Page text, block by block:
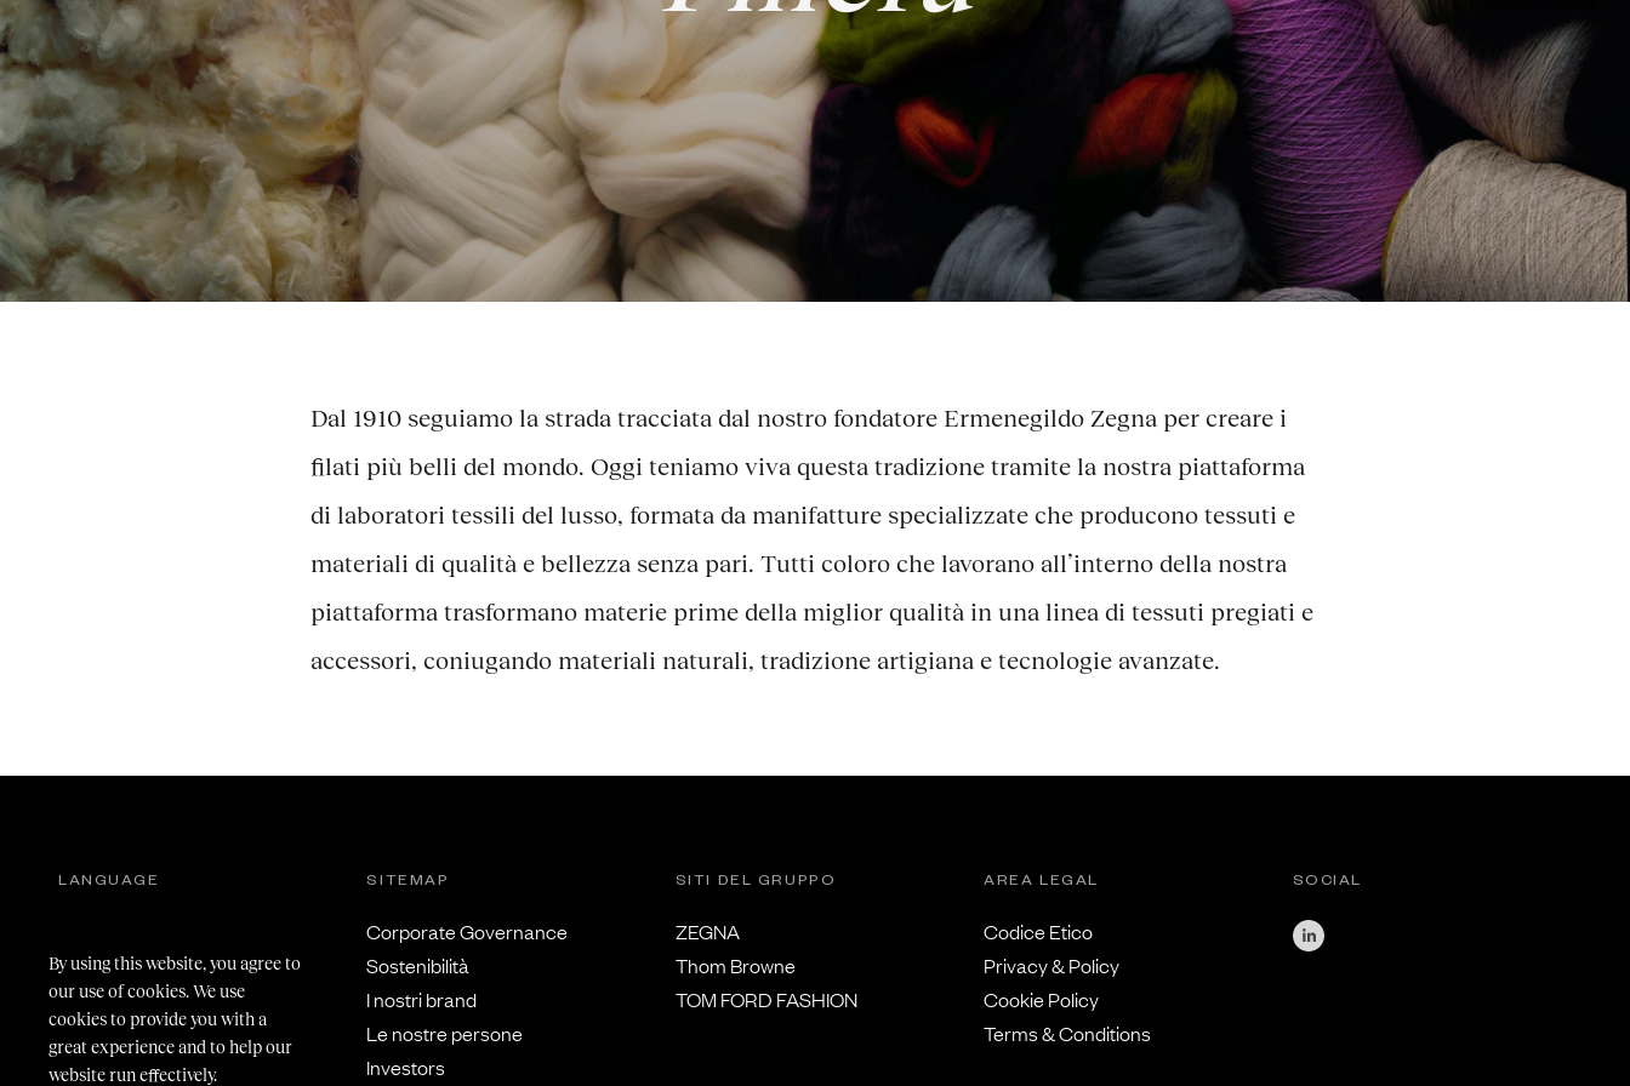
Dal 1910 seguiamo la strada tracciata dal nostro fondatore Ermenegildo Zegna per creare i
filati più belli del mondo. Oggi teniamo viva questa tradizione tramite la nostra piattaforma
di laboratori tessili del lusso, formata da manifatture specializzate che producono tessuti e
materiali di qualità e bellezza senza pari. Tutti coloro che lavorano all’interno della nostra
piattaforma trasformano materie prime della miglior qualità in una linea di tessuti pregiati e
accessori, coniugando materiali naturali, tradizione artigiana e tecnologie avanzate.
LANGUAGE
Inglese
SITEMAP
Corporate Governance
Sostenibilità
I nostri brand
Le nostre persone
Investors
SITI DEL GRUPPO
ZEGNA
Thom Browne
TOM FORD FASHION
AREA LEGAL
Codice Etico
Privacy & Policy
Cookie Policy
Terms & Conditions
SOCIAL
By using this website, you agree to
our use of cookies. We use
cookies to provide you with a
great experience and to help our
website run effectively.